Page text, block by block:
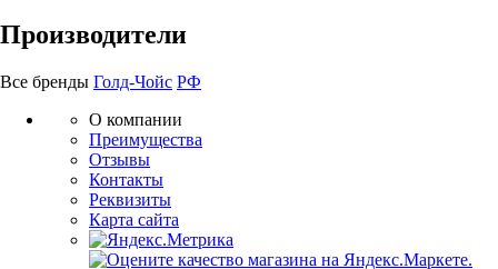
Производители
Все бренды Голд-Чойс РФ
О компании
Преимущества
Отзывы
Контакты
Реквизиты
Карта сайта